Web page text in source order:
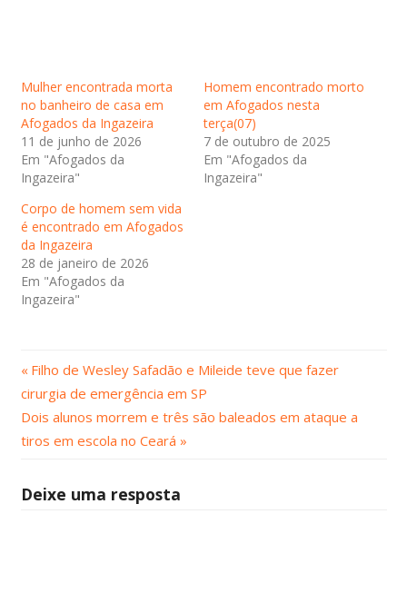
Mulher encontrada morta
no banheiro de casa em
Afogados da Ingazeira
11 de junho de 2026
Em "Afogados da
Ingazeira"
Homem encontrado morto
em Afogados nesta
terça(07)
7 de outubro de 2025
Em "Afogados da
Ingazeira"
Corpo de homem sem vida
é encontrado em Afogados
da Ingazeira
28 de janeiro de 2026
Em "Afogados da
Ingazeira"
Navegação
de
Post
Post
Anterior:
Filho de Wesley Safadão e Mileide teve que fazer
cirurgia de emergência em SP
Próximo
Post:
Dois alunos morrem e três são baleados em ataque a
tiros em escola no Ceará
Deixe uma resposta